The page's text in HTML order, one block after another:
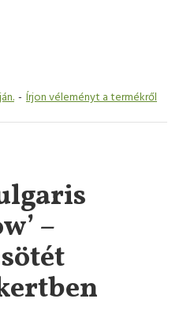
- Írjon véleményt a termékről
–